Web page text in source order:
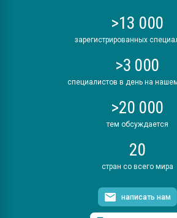
>13 000
зарегистрированных
>3 000
специалистов в день на
>20 000
тем обсуждается
20
стран со всего мира
написать нам